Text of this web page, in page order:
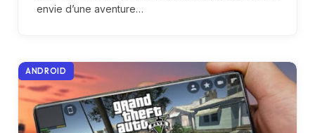
envie d’une aventure…
ANDROID